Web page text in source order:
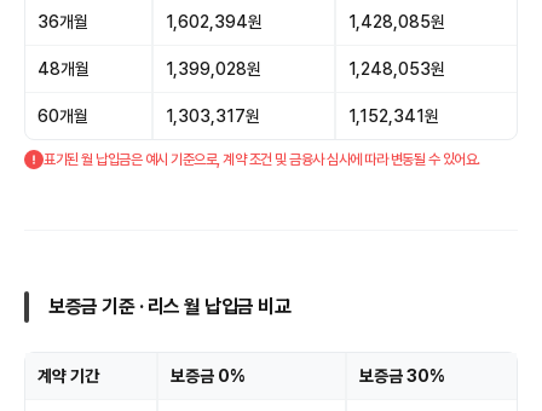
36개월 1,602,394원 1,428,085원
48개월 1,399,028원 1,248,053원
60개월 1,303,317원 1,152,341원
표기된 월 납입금은 예시 기준으로, 계약 조건 및 금융사 심사에 따라 변동될 수 있어요.
보증금 기준 · 리스 월 납입금 비교
계약 기간 보증금 0% 보증금 30%